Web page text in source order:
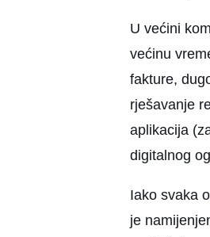
U većini
većinu
fakture,
rješavanje
aplikacija
digitalnog
Iako svaka
je